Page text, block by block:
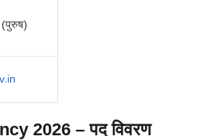
(पुरुष)
2026 – पद विवरण